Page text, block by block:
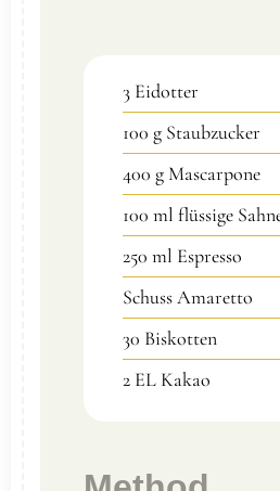
3 Eidotter
100 g Staubzucker
400 g Mascarpone
100 ml flüssige
250 ml Espresso
SchussAmaretto
30 Biskotten
2 EL Kakao